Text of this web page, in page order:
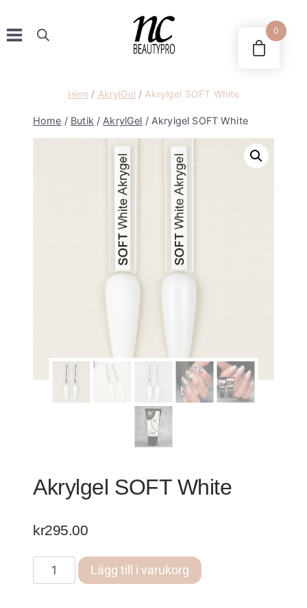
to
content
Hem / AkrylGel / Akrylgel SOFT White
Home / Butik / AkrylGel / Akrylgel SOFT White
Akrylgel SOFT White
kr295.00
Akrylgel
SOFT
Lägg till i varukorg
0